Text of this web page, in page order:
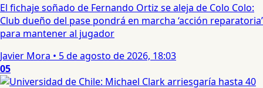
El fichaje soñado de Fernando Ortiz se aleja de Colo Colo:
Club dueño del pase pondrá en marcha ‘acción reparatoria’
para mantener al jugador
Javier Mora • 5 de agosto de 2026, 18:03
05